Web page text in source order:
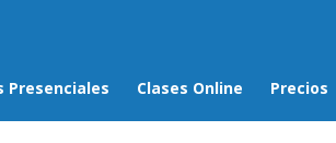
Presenciales Clases Online Precios